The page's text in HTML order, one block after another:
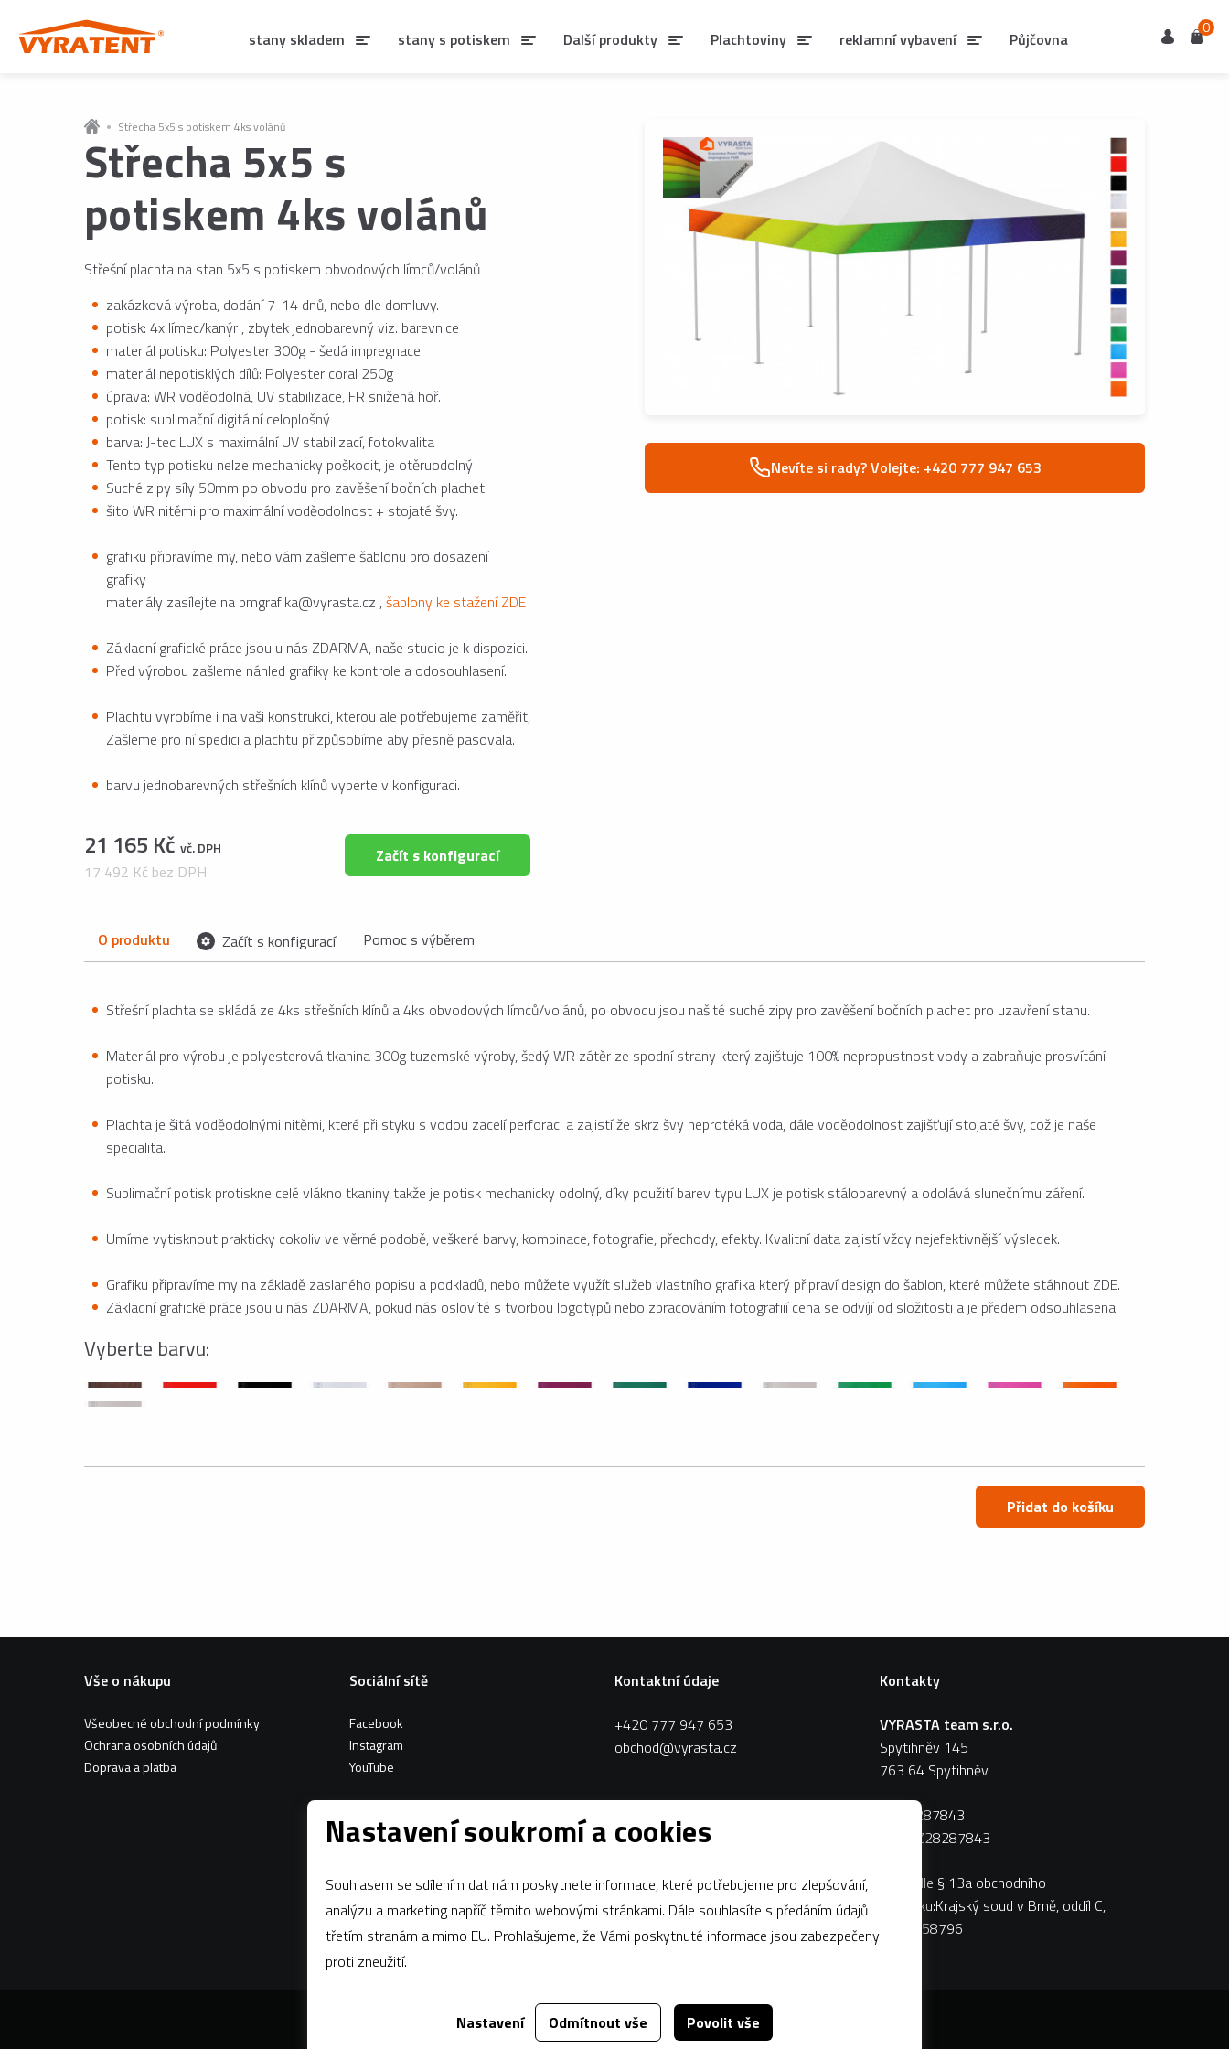
Střecha 5x5 s potiskem 4ks volánů
Střecha 5x5 s
potiskem 4ks volánů
Střešní plachta na stan 5x5 s potiskem obvodových límců/volánů
zakázková výroba, dodání 7-14 dnů, nebo dle domluvy.
potisk: 4x límec/kanýr , zbytek jednobarevný viz. barevnice
materiál potisku: Polyester 300g - šedá impregnace
materiál nepotisklých dílů: Polyester coral 250g
úprava: WR voděodolná, UV stabilizace, FR snižená hoř.
potisk: sublimační digitální celoplošný
barva: J-tec LUX s maximální UV stabilizací, fotokvalita
Tento typ potisku nelze mechanicky poškodit, je otěruodolný
Suché zipy síly 50mm po obvodu pro zavěšení bočních plachet
šito WR nitěmi pro maximální voděodolnost + stojaté švy.
grafiku připravíme my, nebo vám zašleme šablonu pro dosazení
grafiky
materiály zasílejte na pmgrafika@vyrasta.cz ,šablony ke stažení ZDE
Základní grafické práce jsou u nás ZDARMA, naše studio je k dispozici.
Před výrobou zašleme náhled grafiky ke kontrole a odosouhlasení.
Plachtu vyrobíme i na vaši konstrukci, kterou ale potřebujeme zaměřit,
Zašleme pro ní spedici a plachtu přizpůsobíme aby přesně pasovala.
barvu jednobarevných střešních klínů vyberte v konfiguraci.
21 165 Kč vč. DPH
17 492 Kč bez DPH
Začít s konfigurací
Nevíte si rady? Volejte: +420 777 947 653
O produktu Začít s konfigurací Pomoc s výběrem
Střešní plachta se skládá ze 4ks střešních klínů a 4ks obvodových límců/volánů, po obvodu jsou našité suché zipy pro zavěšení bočních plachet pro uzavření stanu.
Materiál pro výrobu je polyesterová tkanina 300g tuzemské výroby, šedý WR zátěr ze spodní strany který zajištuje 100% nepropustnost vody a zabraňuje prosvítání
potisku.
Plachta je šitá voděodolnými nitěmi, které při styku s vodou zacelí perforaci a zajistí že skrz švy neprotéká voda, dále voděodolnost zajišťují stojaté švy, což je naše
specialita.
Sublimační potisk protiskne celé vlákno tkaniny takže je potisk mechanicky odolný, díky použití barev typu LUX je potisk stálobarevný a odolává slunečnímu záření.
Umíme vytisknout prakticky cokoliv ve věrné podobě, veškeré barvy, kombinace, fotografie, přechody, efekty. Kvalitní data zajistí vždy nejefektivnější výsledek.
Grafiku připravíme my na základě zaslaného popisu a podkladů, nebo můžete využít služeb vlastního grafika který připraví design do šablon, které můžete stáhnout ZDE.
Základní grafické práce jsou u nás ZDARMA, pokud nás oslovíté s tvorbou logotypů nebo zpracováním fotografiií cena se odvíjí od složitosti a je předem odsouhlasena.
Vyberte barvu:
Přidat do košíku
Vše o nákupu
Všeobecné obchodní podmínky
Ochrana osobních údajů
Doprava a platba
Sociální sítě
Facebook
Instagram
YouTube
Kontaktní údaje
+420 777 947 653
obchod@vyrasta.cz
Kontakty
VYRASTA team s.r.o.
Spytihněv 145
763 64 Spytihněv
28287843
CZ28287843
Zápis dle § 13a obchodního
zákoníku:Krajský soud v Brně, oddíl C,
vložka 58796
Za tímto webem stojídgstudio.
stany skladem stany s potiskem Další produkty Plachtoviny reklamní vybavení Půjčovna UživatelKošík
0
Nastavení soukromí a cookies
Souhlasem se sdílením dat nám poskytnete informace, které potřebujeme pro zlepšování,
analýzu a marketing napříč těmito webovými stránkami. Dále souhlasíte s předáním údajů
třetím stranám a mimo EU. Prohlašujeme, že Vámi poskytnuté informace jsou zabezpečeny
proti zneužití.
Nastavení Odmítnout vše Povolit vše